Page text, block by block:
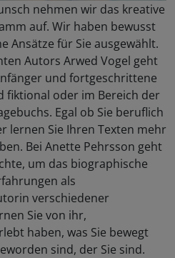
nehmen wir das kreative
auf. Wir haben bewusst
Ansätze für Sie ausgewählt.
Autors Arwed Vogel geht
und fortgeschrittene
fiktional oder im Bereich der
Egal ob Sie beruflich
lernen Sie Ihren Texten mehr
Bei Anette Pehrsson geht
um das biographische
als
verschiedener
Sie von ihr,
haben, was Sie bewegt
sind, der Sie sind.